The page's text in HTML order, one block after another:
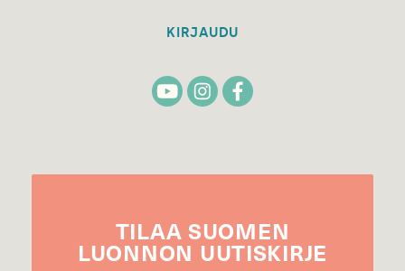
KIRJAUDU
TILAA SUOMEN
LUONNON UUTIS­KIRJE